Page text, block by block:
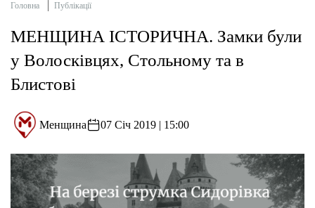
Головна Публікації
МЕНЩИНА ІСТОРИЧНА. Замки були
у Волосківцях, Стольному та в
Блистові
Менщина 07 Січ 2019 | 15:00